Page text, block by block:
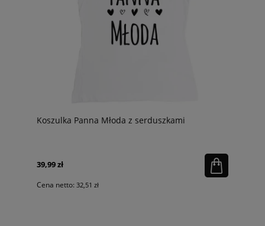
Koszulka Panna Młoda z serduszkami
39,99 zł
Cena netto: 32,51 zł